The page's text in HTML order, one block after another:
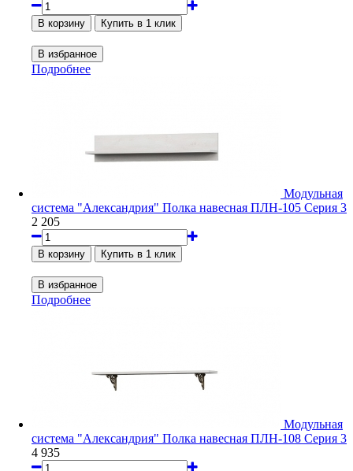
Подробнее
Модульная
система "Александрия" Полка навесная ПЛН-105 Серия 3
2 205
Подробнее
Модульная
система "Александрия" Полка навесная ПЛН-108 Серия 3
4 935